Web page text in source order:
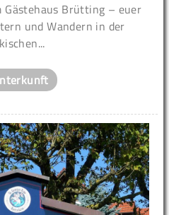
Brütting – euer
und Wandern in der